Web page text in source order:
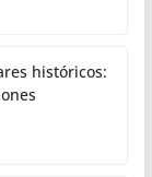
históricos: